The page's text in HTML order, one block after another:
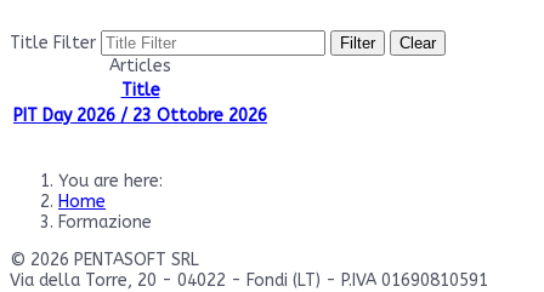
Title Filter Filter Clear
Articles
Title
PIT Day 2026 / 23 Ottobre 2026
You are here:
Home
Formazione
© 2026 PENTASOFT SRL
Via della Torre, 20 - 04022 - Fondi (LT) - P.IVA 01690810591